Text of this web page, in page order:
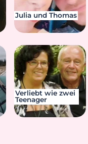
Julia und Thomas
Verliebt wie zwei
Teenager